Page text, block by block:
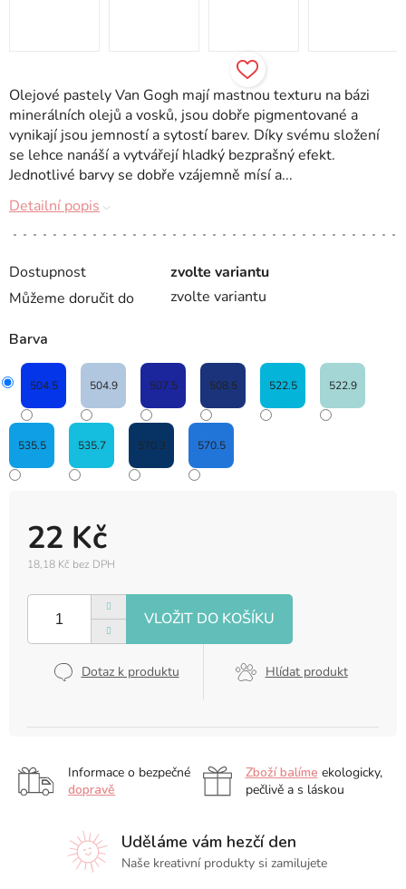
Dostupnost
zvolte variantu
Můžeme doručit do
zvolte variantu
22 Kč
18,18 Kč bez DPH
cena:
Dotaz k produktu Hlídat produkt
Barva
504.5 504.9 507.5 508.5 522.5 522.9
535.5 535.7 570.3 570.5
Olejové pastely Van Gogh mají mastnou texturu na bázi
minerálních olejů a vosků, jsou dobře pigmentované a
vynikají jsou jemností a sytostí barev. Díky svému složení
se lehce nanáší a vytvářejí hladký bezprašný efekt.
Jednotlivé barvy se dobře vzájemně mísí a...
Detailní popis
Informace o bezpečné
dopravě
Zboží balíme ekologicky,
pečlivě a s láskou
Uděláme vám hezčí den
Naše kreativní produkty si zamilujete